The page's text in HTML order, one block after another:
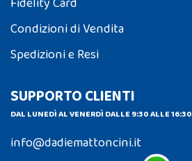
Condizioni di Vendita
Spedizioni e Resi
SUPPORTO CLIENTI
DAL LUNEDÌ AL VENERDÌ DALLE 9:30 ALLE 16:30
info@dadiemattoncini.it